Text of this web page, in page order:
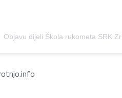
Objavu dijeli Škola rukometa SRK